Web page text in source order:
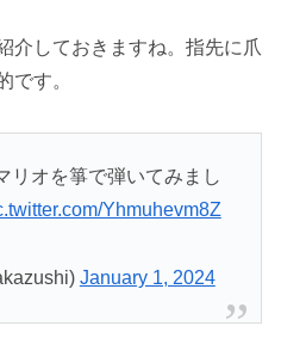
介しておきますね。指先に爪
です。
リオを箏で弾いてみまし
Yhmuhevm8Z
January 1, 2024